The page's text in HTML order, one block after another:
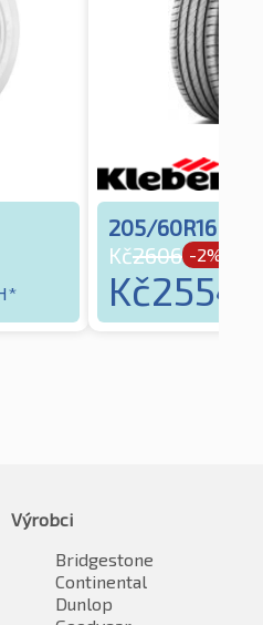
205/60R16
Kč2606 -2%
Kč2554
Výrobci
Bridgestone
Continental
Dunlop